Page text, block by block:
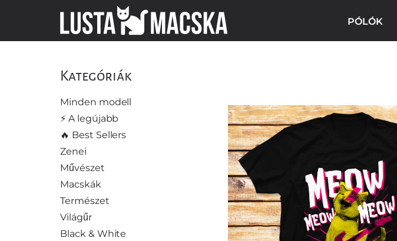
PÓLÓK
Kategóriák
Minden modell
⚡️ A legújabb
🔥 Best Sellers
Zenei
Művészet
Macskák
Természet
Világűr
Black & White